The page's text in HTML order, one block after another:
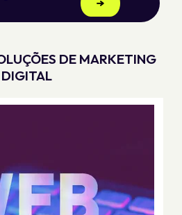
DE MARKETING
DIGITAL